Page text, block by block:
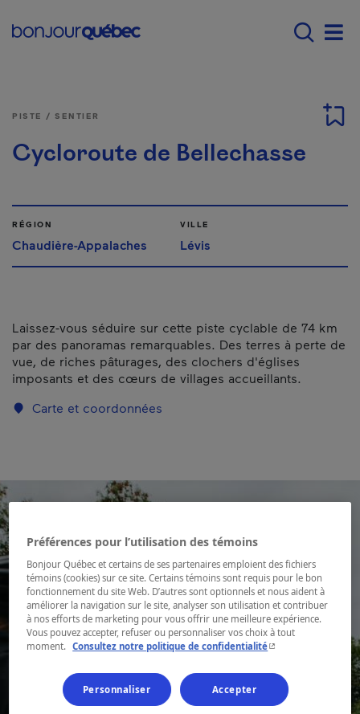
Main navigation -
PISTE / SENTIER
Cycloroute de Bellechasse
RÉGION
Chaudière-Appalaches
VILLE
Lévis
Laissez-vous séduire sur cette piste cyclable de 74 km
par des panoramas remarquables. Des terres à perte de
vue, de riches pâturages, des clochers d'églises
imposants et des cœurs de villages accueillants.
Carte et coordonnées
Préférences pour l’utilisation des témoins
Bonjour Québec et certains de ses partenaires emploient des fichiers
témoins (cookies) sur ce site. Certains témoins sont requis pour le bon
fonctionnement du site Web. D’autres sont optionnels et nous aident à
améliorer la navigation sur le site, analyser son utilisation et contribuer
à nos efforts de marketing pour vous offrir une meilleure expérience.
Vous pouvez accepter, refuser ou personnaliser vos choix à tout
moment.
Consultez notre politique de confidentialité- Cet hyperlien
Personnaliser Accepter